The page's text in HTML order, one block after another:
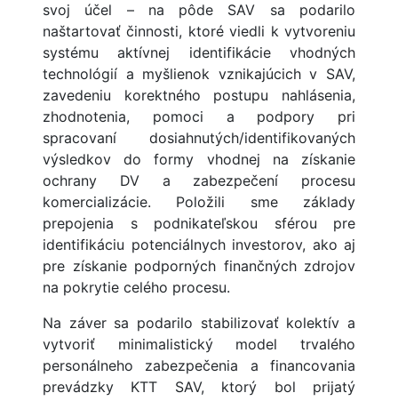
svoj účel – na pôde SAV sa podarilo
naštartovať činnosti, ktoré viedli k vytvoreniu
systému aktívnej identifikácie vhodných
technológií a myšlienok vznikajúcich v SAV,
zavedeniu korektného postupu nahlásenia,
zhodnotenia, pomoci a podpory pri
spracovaní dosiahnutých/identifikovaných
výsledkov do formy vhodnej na získanie
ochrany DV a zabezpečení procesu
komercializácie. Položili sme základy
prepojenia s podnikateľskou sférou pre
identifikáciu potenciálnych investorov, ako aj
pre získanie podporných finančných zdrojov
na pokrytie celého procesu.
Na záver sa podarilo stabilizovať kolektív a
vytvoriť minimalistický model trvalého
personálneho zabezpečenia a financovania
prevádzky KTT SAV, ktorý bol prijatý